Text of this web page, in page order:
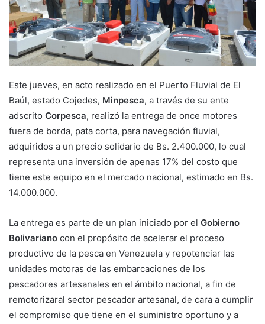
Este jueves, en acto realizado en el Puerto Fluvial de El
Baúl, estado Cojedes, Minpesca, a través de su ente
adscrito Corpesca, realizó la entrega de once motores
fuera de borda, pata corta, para navegación fluvial,
adquiridos a un precio solidario de Bs. 2.400.000, lo cual
representa una inversión de apenas 17% del costo que
tiene este equipo en el mercado nacional, estimado en Bs.
14.000.000.
La entrega es parte de un plan iniciado por el Gobierno
Bolivariano con el propósito de acelerar el proceso
productivo de la pesca en Venezuela y repotenciar las
unidades motoras de las embarcaciones de los
pescadores artesanales en el ámbito nacional, a fin de
remotorizaral sector pescador artesanal, de cara a cumplir
el compromiso que tiene en el suministro oportuno y a